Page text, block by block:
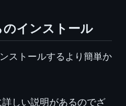
インストール
ストールするより簡単か
詳しい説明があるのでざ